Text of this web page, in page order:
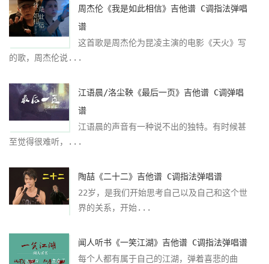
周杰伦《我是如此相信》吉他谱 C调指法弹唱
谱
这首歌是周杰伦为昆凌主演的电影《天火》写
的歌，周杰伦说...
江语晨/洛尘鞅《最后一页》吉他谱 C调弹唱
谱
江语晨的声音有一种说不出的独特。有时候甚
至觉得很难听，...
陶喆《二十二》吉他谱 C调指法弹唱谱
22岁，是我们开始思考自己以及自己和这个世
界的关系，开始...
闻人听书《一笑江湖》吉他谱 C调指法弹唱谱
每个人都有属于自己的江湖，弹着喜悲的曲